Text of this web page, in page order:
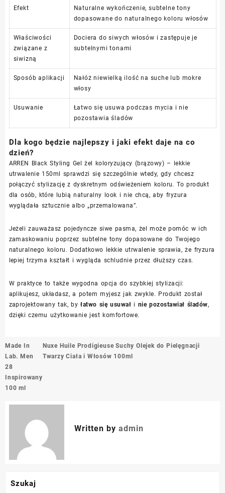
Efekt
Naturalne wykończenie, subtelne tony
dopasowane do naturalnego koloru włosów
Właściwości
związane z
siwizną
Dociera do siwych włosów i zastępuje je
subtelnymi tonami
Sposób aplikacji
Nałóż niewielką ilość na suche lub mokre
włosy
Usuwanie
Łatwo się usuwa podczas mycia i nie
pozostawia śladów
Dla kogo będzie najlepszy i jaki efekt daje na co
dzień?
ARREN Black Styling Gel żel koloryzujący (brązowy) – lekkie
utrwalenie 150ml sprawdzi się szczególnie wtedy, gdy chcesz
połączyć stylizację z dyskretnym odświeżeniem koloru. To produkt
dla osób, które lubią naturalny look i nie chcą, aby fryzura
wyglądała sztucznie albo „przemalowana”.
Jeżeli zauważasz pojedyncze siwe pasma, żel może pomóc w ich
zamaskowaniu poprzez subtelne tony dopasowane do Twojego
naturalnego koloru. Dodatkowo lekkie utrwalenie sprawia, że fryzura
lepiej trzyma kształt i wygląda schludnie przez dłuższy czas.
W praktyce to także wygodna opcja do szybkiej stylizacji:
aplikujesz, układasz, a potem myjesz jak zwykle. Produkt został
zaprojektowany tak, byłatwo się usuwał i nie pozostawiał śladów,
dzięki czemu użytkowanie jest komfortowe.
Nawigacja
wpisu
Made In
Lab. Men
28
Inspirowany
100 ml
Nuxe Huile Prodigieuse Suchy Olejek do Pielęgnacji
Twarzy Ciała i Włosów 100ml
Written by admin
Szukaj